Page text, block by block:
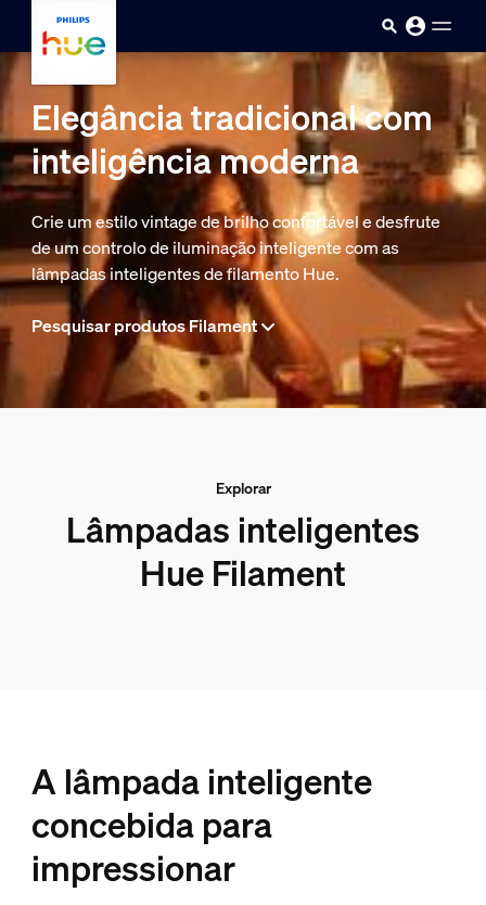
Passar para o conteúdo
Elegância tradicional com
inteligência moderna
Crie um estilo vintage de brilho confortável e desfrute
de um controlo de iluminação inteligente com as
lâmpadas inteligentes de filamento Hue.
Pesquisar produtos Filament
Explorar
Lâmpadas inteligentes
Hue Filament
A lâmpada inteligente
concebida para
impressionar